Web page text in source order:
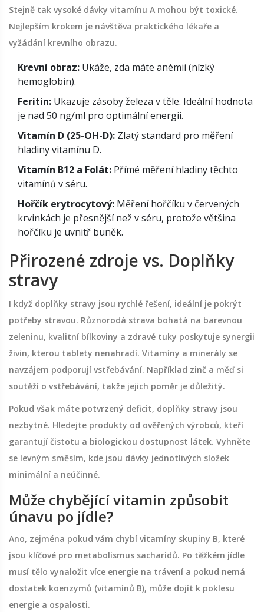
Stejně tak vysoké dávky vitamínu A mohou být toxické.
Nejlepším krokem je návštěva praktického lékaře a
vyžádání krevního obrazu.
Krevní obraz: Ukáže, zda máte anémii (nízký
hemoglobin).
Feritin: Ukazuje zásoby železa v těle. Ideální hodnota
je nad 50 ng/ml pro optimální energii.
Vitamín D (25-OH-D): Zlatý standard pro měření
hladiny vitamínu D.
Vitamín B12 a Folát: Přímé měření hladiny těchto
vitamínů v séru.
Hořčík erytrocytový: Měření hořčíku v červených
krvinkách je přesnější než v séru, protože většina
hořčíku je uvnitř buněk.
Přirozené zdroje vs. Doplňky
stravy
I když doplňky stravy jsou rychlé řešení, ideální je pokrýt
potřeby stravou. Různorodá strava bohatá na barevnou
zeleninu, kvalitní bílkoviny a zdravé tuky poskytuje synergii
živin, kterou tablety nenahradí. Vitamíny a minerály se
navzájem podporují vstřebávání. Například zinč a měď si
soutěží o vstřebávání, takže jejich poměr je důležitý.
Pokud však máte potvrzený deficit, doplňky stravy jsou
nezbytné. Hledejte produkty od ověřených výrobců, kteří
garantují čistotu a biologickou dostupnost látek. Vyhněte
se levným směsím, kde jsou dávky jednotlivých složek
minimální a neúčinné.
Může chybějící vitamin způsobit
únavu po jídle?
Ano, zejména pokud vám chybí vitamíny skupiny B, které
jsou klíčové pro metabolismus sacharidů. Po těžkém jídle
musí tělo vynaložit více energie na trávení a pokud nemá
dostatek koenzymů (vitamínů B), může dojít k poklesu
energie a ospalosti.